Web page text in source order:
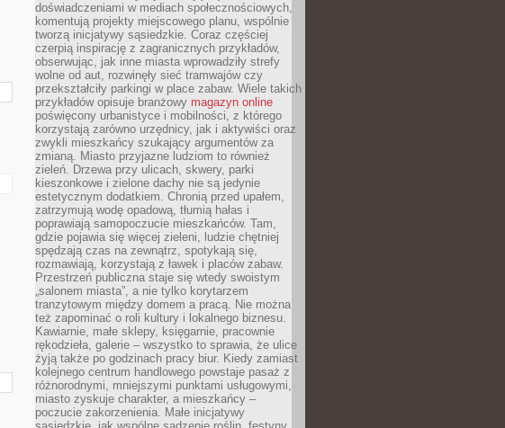
doświadczeniami w mediach społecznościowych,
komentują projekty miejscowego planu, wspólnie
tworzą inicjatywy sąsiedzkie. Coraz częściej
czerpią inspirację z zagranicznych przykładów,
obserwując, jak inne miasta wprowadziły strefy
wolne od aut, rozwinęły sieć tramwajów czy
przekształciły parkingi w place zabaw. Wiele takich
przykładów opisuje branżowy magazyn online
poświęcony urbanistyce i mobilności, z którego
korzystają zarówno urzędnicy, jak i aktywiści oraz
zwykli mieszkańcy szukający argumentów za
zmianą. Miasto przyjazne ludziom to również
zieleń. Drzewa przy ulicach, skwery, parki
kieszonkowe i zielone dachy nie są jedynie
estetycznym dodatkiem. Chronią przed upałem,
zatrzymują wodę opadową, tłumią hałas i
poprawiają samopoczucie mieszkańców. Tam,
gdzie pojawia się więcej zieleni, ludzie chętniej
spędzają czas na zewnątrz, spotykają się,
rozmawiają, korzystają z ławek i placów zabaw.
Przestrzeń publiczna staje się wtedy swoistym
„salonem miasta”, a nie tylko korytarzem
tranzytowym między domem a pracą. Nie można
też zapominać o roli kultury i lokalnego biznesu.
Kawiarnie, małe sklepy, księgarnie, pracownie
rękodzieła, galerie – wszystko to sprawia, że ulice
żyją także po godzinach pracy biur. Kiedy zamiast
kolejnego centrum handlowego powstaje pasaż z
różnorodnymi, mniejszymi punktami usługowymi,
miasto zyskuje charakter, a mieszkańcy –
poczucie zakorzenienia. Małe inicjatywy